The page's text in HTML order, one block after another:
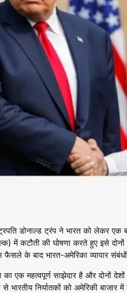
डोनाल्ड ट्रंप ने भारत को लेकर
में कटौती की घोषणा करते हुए इसे
के बाद भारत-अमेरिका व्यापार
एक महत्वपूर्ण साझेदार है और दोनों
भारतीय निर्यातकों को अमेरिकी बाजार